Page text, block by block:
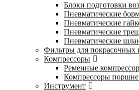
Блоки подготовки
Пневматические
Пневматические
Пневматические
Пневматические
Фильтры для покрасочных
Компрессоры
Ременные
Компрессоры
Инструмент